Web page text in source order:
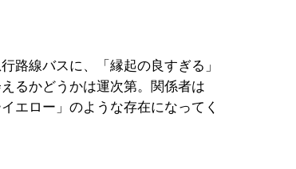
路線バスに、「縁起の良すぎる」
るかどうかは運次第。関係者は
エロー」のような存在になってく